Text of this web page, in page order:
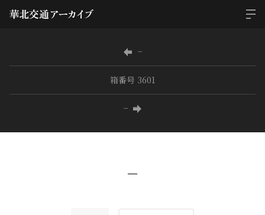
−
箱番号 3601
−
−